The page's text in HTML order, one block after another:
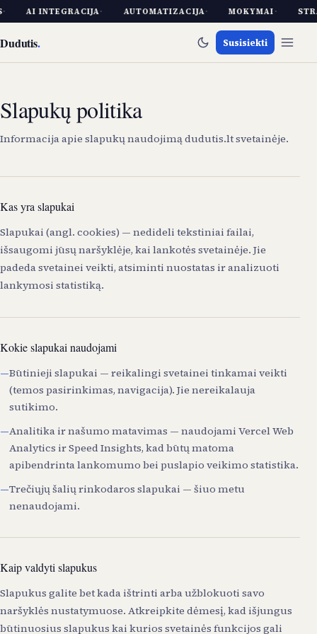
· AI INTEGRACIJA· AUTOMATIZACIJA· MOKYMAI·
Dudutis. Susisiekti
Slapukų politika
Informacija apie slapukų naudojimą dudutis.lt svetainėje.
Kas yra slapukai
Slapukai (angl. cookies) — nedideli tekstiniai failai,
išsaugomi jūsų naršyklėje, kai lankotės svetainėje. Jie
padeda svetainei veikti, atsiminti nuostatas ir analizuoti
lankymosi statistiką.
Kokie slapukai naudojami
Būtinieji slapukai — reikalingi svetainei tinkamai veikti
(temos pasirinkimas, navigacija). Jie nereikalauja
sutikimo.
Analitika ir našumo matavimas — naudojami Vercel Web
Analytics ir Speed Insights, kad būtų matoma
apibendrinta lankomumo bei puslapio veikimo statistika.
Trečiųjų šalių rinkodaros slapukai — šiuo metu
nenaudojami.
Kaip valdyti slapukus
Slapukus galite bet kada ištrinti arba užblokuoti savo
naršyklės nustatymuose. Atkreipkite dėmesį, kad išjungus
būtinuosius slapukus kai kurios svetainės funkcijos gali